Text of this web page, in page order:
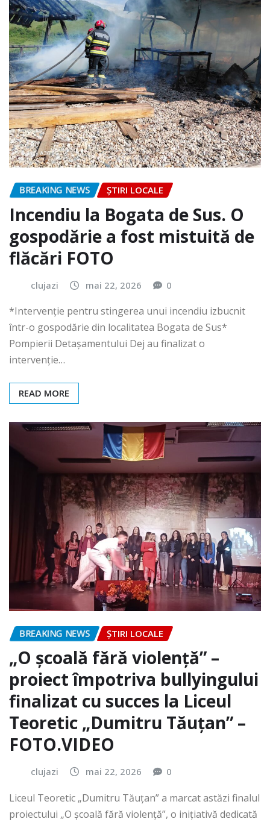
BREAKING NEWS ȘTIRI LOCALE
Incendiu la Bogata de Sus. O
gospodărie a fost mistuită de
flăcări FOTO
clujazi mai 22, 2026 0
*Intervenție pentru stingerea unui incendiu izbucnit
într-o gospodărie din localitatea Bogata de Sus*
Pompierii Detașamentului Dej au finalizat o
intervenție…
READ MORE
BREAKING NEWS ȘTIRI LOCALE
„O școală fără violență” –
proiect împotriva bullyingului
finalizat cu succes la Liceul
Teoretic „Dumitru Tăuțan” –
FOTO.VIDEO
clujazi mai 22, 2026 0
Liceul Teoretic „Dumitru Tăuțan” a marcat astăzi finalul
proiectului „O școală fără violență”, o inițiativă dedicată